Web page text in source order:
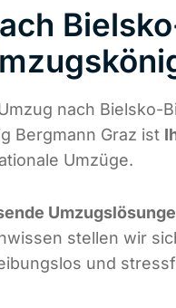
nach Bielsko-
Bergmann Graz ist
Umzüge.
stellen wir
und